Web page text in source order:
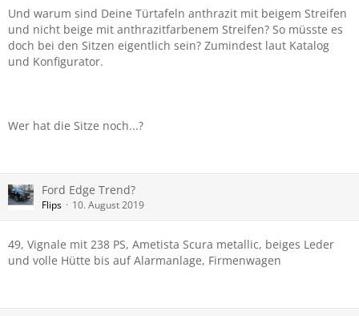
Und warum sind Deine Türtafeln anthrazit mit beigem Streifen
und nicht beige mit anthrazitfarbenem Streifen? So müsste es
doch bei den Sitzen eigentlich sein? Zumindest laut Katalog
und Konfigurator.
Wer hat die Sitze noch...?
Ford Edge Trend?
Flips 10. August 2019
49, Vignale mit 238 PS, Ametista Scura metallic, beiges Leder
und volle Hütte bis auf Alarmanlage, Firmenwagen